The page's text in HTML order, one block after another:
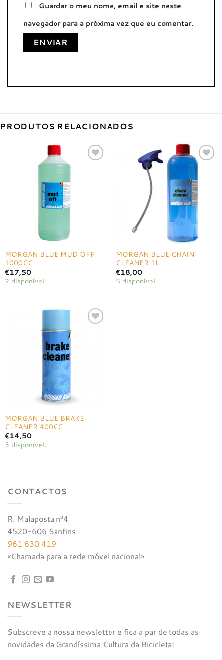
Guardar o meu nome, email e site neste
navegador para a próxima vez que eu comentar.
PRODUTOS RELACIONADOS
MORGAN BLUE MUD OFF
1000CC
€17,50
2 disponível.
Adicionar
à lista de
desejos
MORGAN BLUE CHAIN
CLEANER 1L
€18,00
5 disponível.
MORGAN BLUE BRAKE
CLEANER 400CC
€14,50
3 disponível.
CONTACTOS
R. Malaposta nº4
4520-606 Sanfins
961 630 419
«Chamada para a rede móvel nacional»
NEWSLETTER
Subscreve a nossa newsletter e fica a par de todas as
novidades da Grandíssima Cultura da Bicicleta!